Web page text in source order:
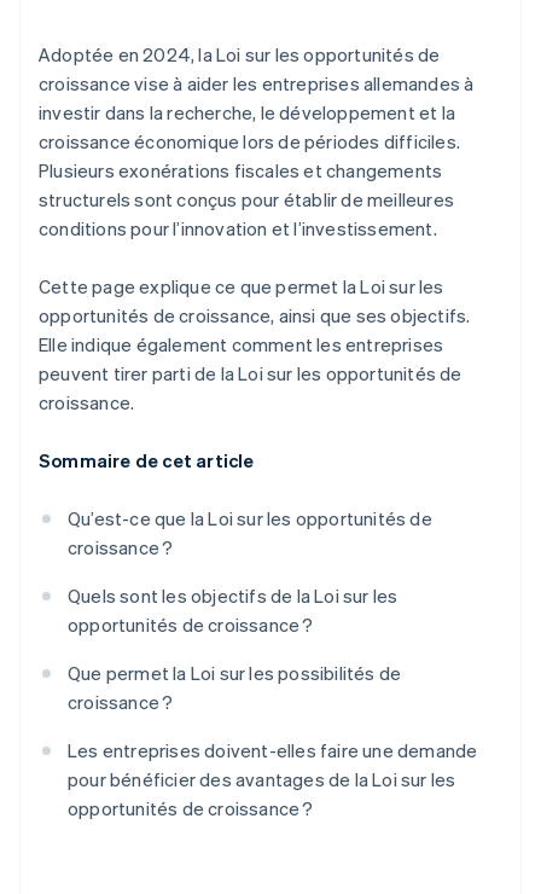
Augmentation du plafond d’exemption pour les
cadeaux
Pas de déclaration de TVA pour les petites
entreprises
Pas de risque de responsabilité avec la méthode du
cinquième
Report de pertes plus élevées
Prise en charge des véhicules électriques
Financement élargi de la recherche
Adoptée en 2024, la Loi sur les opportunités de
croissance vise à aider les entreprises allemandes à
investir dans la recherche, le développement et la
croissance économique lors de périodes difficiles.
Plusieurs exonérations fiscales et changements
structurels sont conçus pour établir de meilleures
conditions pour l’innovation et l’investissement.
Cette page explique ce que permet la Loi sur les
opportunités de croissance, ainsi que ses objectifs.
Elle indique également comment les entreprises
peuvent tirer parti de la Loi sur les opportunités de
croissance.
Sommaire de cet article
Qu’est-ce que la Loi sur les opportunités de
croissance ?
Quels sont les objectifs de la Loi sur les
opportunités de croissance ?
Que permet la Loi sur les possibilités de
croissance ?
Les entreprises doivent-elles faire une demande
pour bénéficier des avantages de la Loi sur les
opportunités de croissance ?